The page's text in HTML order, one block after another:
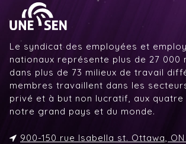
Le syndicat des employées et
nationaux représente plus de 27 000
dans plus de 73 milieux de travail
membres travaillent dans les
privé et à but non lucratif, aux quatre
notre grand pays et du monde.
900-150 rue Isabella st. Ottawa, ON